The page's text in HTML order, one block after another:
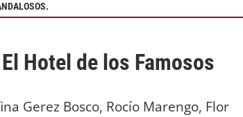
Hotel de los Famosos
Gerez Bosco, Rocío Marengo, Flor